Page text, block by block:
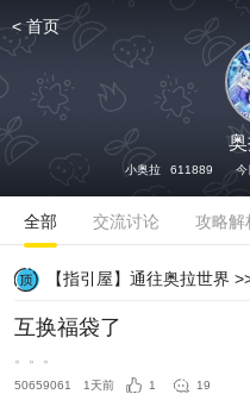
发话题
小奥拉 611889 今
全部 交流讨论 攻略解
【指引屋】通往奥拉世界
互换福袋了
。。。
50659061 1天前 1 19
<首页